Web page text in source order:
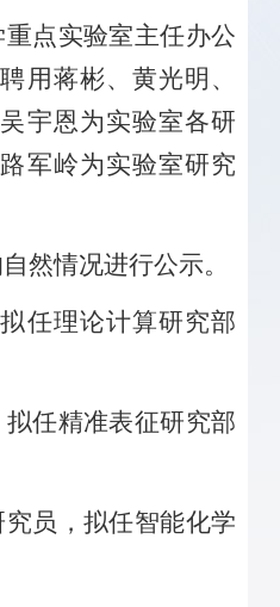
点实验室主任办公
用蒋彬、黄光明、
宇恩为实验室各研
军岭为实验室研究
然情况进行公示。
任理论计算研究部
任精准表征研究部
员，拟任智能化学